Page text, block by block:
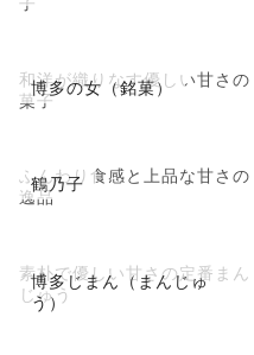
博多の女（銘菓）
和洋が織りなす優しい甘さの
菓子
鶴乃子
ふんわり食感と上品な甘さの
逸品
博多じまん（まんじゅ
う）
素朴で優しい甘さの定番まん
じゅう